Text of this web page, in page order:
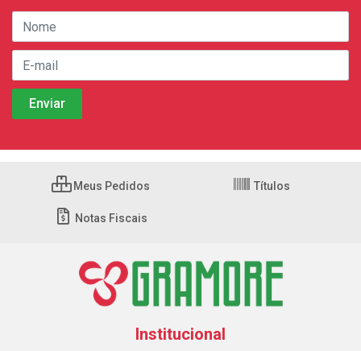
Meus Pedidos Títulos
Notas Fiscais
Institucional